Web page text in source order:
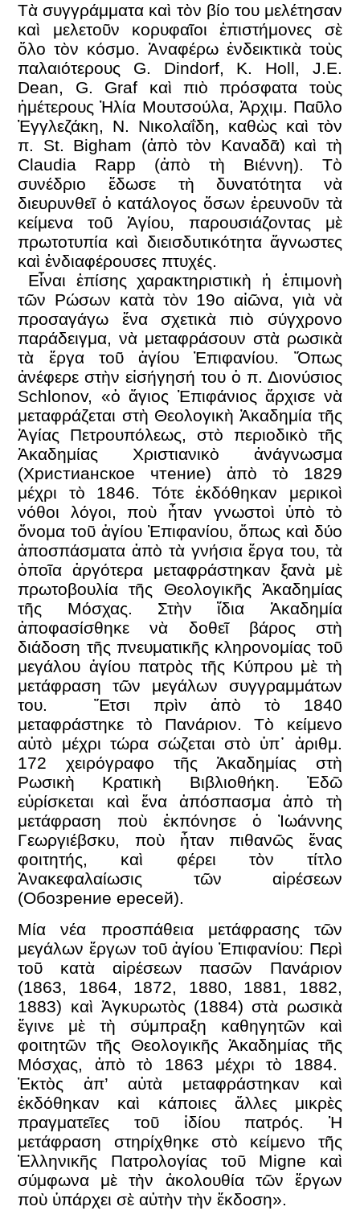
Τὰ συγγράμματα καὶ τὸν βίο του μελέτησαν
καὶ μελετοῦν κορυφαῖοι ἐπιστήμονες σὲ
ὅλο τὸν κόσμο. Ἀναφέρω ἐνδεικτικὰ τοὺς
παλαιότερους G. Dindorf, K. Holl, J.E.
Dean, G. Graf καὶ πιὸ πρόσφατα τοὺς
ἡμέτερους Ἠλία Μουτσούλα, Ἀρχιμ. Παῦλο
Ἐγγλεζάκη, Ν. Νικολαΐδη, καθὼς καὶ τὸν
π. St. Bigham (ἀπὸ τὸν Καναδᾶ) καὶ τὴ
Claudia Rapp (ἀπὸ τὴ Βιέννη). Τὸ
συνέδριο ἔδωσε τὴ δυνατότητα νὰ
διευρυνθεῖ ὁ κατάλογος ὅσων ἐρευνοῦν τὰ
κείμενα τοῦ Ἁγίου, παρουσιάζοντας μὲ
πρωτοτυπία καὶ διεισδυτικότητα ἄγνωστες
καὶ ἐνδιαφέρουσες πτυχές.
Εἶναι ἐπίσης χαρακτηριστικὴ ἡ ἐπιμονὴ
τῶν Ρώσων κατὰ τὸν 19ο αἰῶνα, γιὰ νὰ
προσαγάγω ἕνα σχετικὰ πιὸ σύγχρονο
παράδειγμα, νὰ μεταφράσουν στὰ ρωσικὰ
τὰ ἔργα τοῦ ἁγίου Ἐπιφανίου. Ὅπως
ἀνέφερε στὴν εἰσήγησή του ὁ π. Διονύσιος
Schlonov, «ὁ ἅγιος Ἐπιφάνιος ἄρχισε νὰ
μεταφράζεται στὴ Θεολογικὴ Ἀκαδημία τῆς
Ἁγίας Πετρουπόλεως, στὸ περιοδικὸ τῆς
Ἀκαδημίας Χριστιανικὸ ἀνάγνωσμα
(Христианское чтение) ἀπὸ τὸ 1829
μέχρι τὸ 1846. Τότε ἐκδόθηκαν μερικοὶ
νόθοι λόγοι, ποὺ ἦταν γνωστοὶ ὑπὸ τὸ
ὄνομα τοῦ ἁγίου Ἐπιφανίου, ὅπως καὶ δύο
ἀποσπάσματα ἀπὸ τὰ γνήσια ἔργα του, τὰ
ὁποῖα ἀργότερα μεταφράστηκαν ξανὰ μὲ
πρωτοβουλία τῆς Θεολογικῆς Ἀκαδημίας
τῆς Μόσχας. Στὴν ἴδια Ἀκαδημία
ἀποφασίσθηκε νὰ δοθεῖ βάρος στὴ
διάδοση τῆς πνευματικῆς κληρονομίας τοῦ
μεγάλου ἁγίου πατρὸς τῆς Κύπρου μὲ τὴ
μετάφραση τῶν μεγάλων συγγραμμάτων
του. Ἔτσι πρὶν ἀπὸ τὸ 1840
μεταφράστηκε τὸ Πανάριον. Τὸ κείμενο
αὐτὸ μέχρι τώρα σώζεται στὸ ὑπ᾽ ἀριθμ.
172 χειρόγραφο τῆς Ἀκαδημίας στὴ
Ρωσικὴ Κρατικὴ Βιβλιοθήκη. Ἐδῶ
εὑρίσκεται καὶ ἕνα ἀπόσπασμα ἀπὸ τὴ
μετάφραση ποὺ ἐκπόνησε ὁ Ἰωάννης
Γεωργιέβσκυ, ποὺ ἦταν πιθανῶς ἕνας
φοιτητής, καὶ φέρει τὸν τίτλο
Ἀνακεφαλαίωσις τῶν αἱρέσεων
(Обозрение ересей).
Μία νέα προσπάθεια μετάφρασης τῶν
μεγάλων ἔργων τοῦ ἁγίου Ἐπιφανίου: Περὶ
τοῦ κατὰ αἱρέσεων πασῶν Πανάριον
(1863, 1864, 1872, 1880, 1881, 1882,
1883) καὶ Ἀγκυρωτὸς (1884) στὰ ρωσικὰ
ἔγινε μὲ τὴ σύμπραξη καθηγητῶν καὶ
φοιτητῶν τῆς Θεολογικῆς Ἀκαδημίας τῆς
Μόσχας, ἀπὸ τὸ 1863 μέχρι τὸ 1884.
Ἐκτὸς ἀπ’ αὐτὰ μεταφράστηκαν καὶ
ἐκδόθηκαν καὶ κάποιες ἄλλες μικρὲς
πραγματεῖες τοῦ ἰδίου πατρός. Ἡ
μετάφραση στηρίχθηκε στὸ κείμενο τῆς
Ἑλληνικῆς Πατρολογίας τοῦ Migne καὶ
σύμφωνα μὲ τὴν ἀκολουθία τῶν ἔργων
ποὺ ὑπάρχει σὲ αὐτὴν τὴν ἔκδοση».